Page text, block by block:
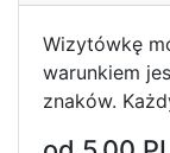
Wizytówkę
warunkiem
znaków.